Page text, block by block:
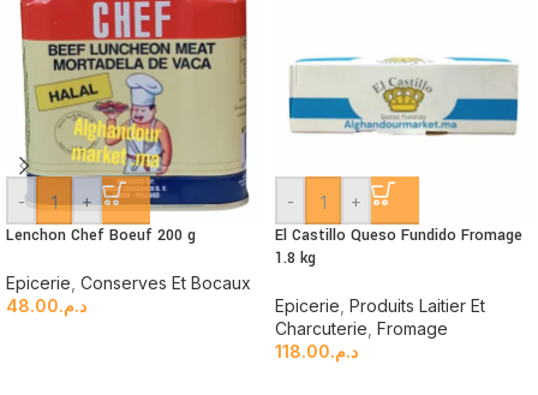
- +
Lenchon Chef Boeuf 200 g
Epicerie Conserves Et Bocaux
د.م.48.00
- +
El Castillo Queso Fundido Fromage
1.8 kg
Epicerie Produits Laitier Et
Charcuterie Fromage
د.م.118.00